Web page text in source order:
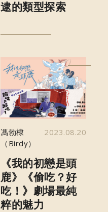
逮的類型探索
馮勃棣
（Birdy）
2023.08.20
《我的初戀是頭
鹿》《偷吃？好
吃！》劇場最純
粹的魅力